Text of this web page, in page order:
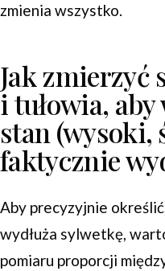
zmienia wszystko.
Jak zmierzyć
i tułowia,
stan
faktycznie
Aby precyzyjnie
wydłuża sylwetkę,
pomiaru proporcji